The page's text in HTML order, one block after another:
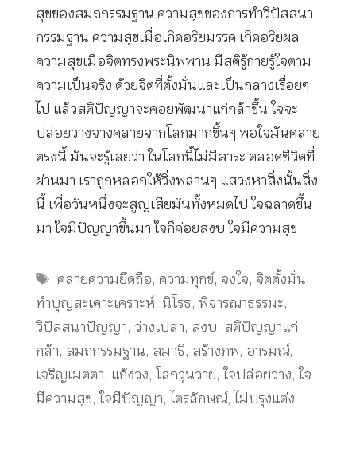
สุขของสมถกรรมฐาน ความสุขของการทำวิปัสสนา
กรรมฐาน ความสุขเมื่อเกิดอริยมรรค เกิดอริยผล
ความสุขเมื่อจิตทรงพระนิพพาน มีสติรู้กายรู้ใจตาม
ความเป็นจริง ด้วยจิตที่ตั้งมั่นและเป็นกลางเรื่อยๆ
ไป แล้วสติปัญญาจะค่อยพัฒนาแก่กล้าขึ้น ใจจะ
ปล่อยวางจางคลายจากโลกมากขึ้นๆ พอใจมันคลาย
ตรงนี้ มันจะรู้เลยว่า ในโลกนี้ไม่มีสาระ ตลอดชีวิตที่
ผ่านมา เราถูกหลอกให้วิ่งพล่านๆ แสวงหาสิ่งนั้นสิ่ง
นี้ เพื่อวันหนึ่งจะสูญเสียมันทั้งหมดไป ใจฉลาดขึ้น
มา ใจมีปัญญาขึ้นมา ใจก็ค่อยสงบ ใจมีความสุข
Tags
คลายความยึดถือ,ความทุกข์, จงใจ, จิตตั้งมั่น,
ทำบุญสะเดาะเคราะห์, นิโรธ, พิจารณาธรรมะ,
วิปัสสนาปัญญา, ว่างเปล่า, สงบ, สติปัญญาแก่
กล้า, สมถกรรมฐาน, สมาธิ, สร้างภพ, อารมณ์,
เจริญเมตตา, แก้ง่วง, โลกวุ่นวาย, ใจปล่อยวาง, ใจ
มีความสุข, ใจมีปัญญา, ไตรลักษณ์, ไม่ปรุงแต่ง